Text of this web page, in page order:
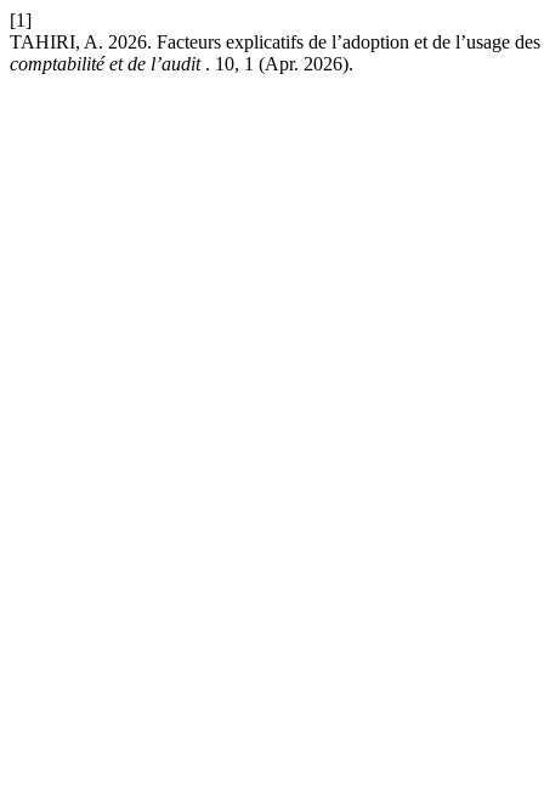
[1]
TAHIRI, A. 2026. Facteurs explicatifs de l’adoption et de l’usage
comptabilité et de l’audit . 10, 1 (Apr. 2026).